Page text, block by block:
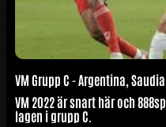
VM Grupp C - Argentina,
VM 2022 är snart här och
lagen i grupp C.